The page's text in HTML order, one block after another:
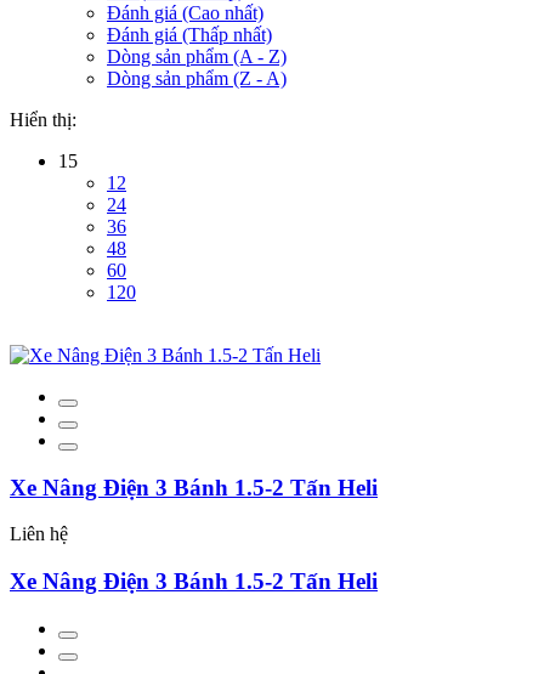
Đánh giá (Cao nhất)
Đánh giá (Thấp nhất)
Dòng sản phẩm (A - Z)
Dòng sản phẩm (Z - A)
Hiển thị:
15
12
24
36
48
60
120
Xe Nâng Điện 3 Bánh 1.5-2 Tấn Heli
Liên hệ
Xe Nâng Điện 3 Bánh 1.5-2 Tấn Heli